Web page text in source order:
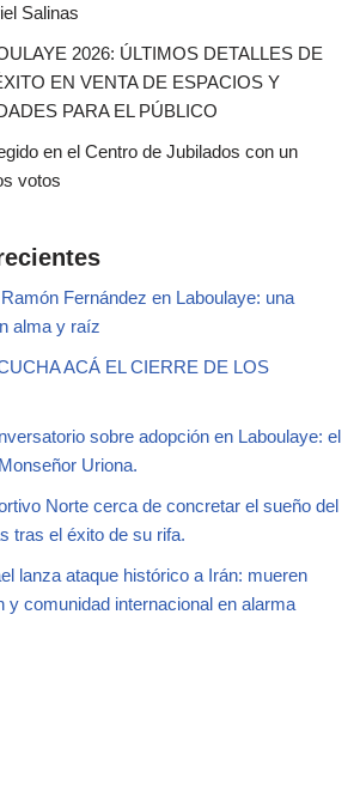
Salinas
2026: ÚLTIMOS DETALLES DE
EN VENTA DE ESPACIOS Y
PARA EL PÚBLICO
en el Centro de Jubilados con un
votos
Fernández en Laboulaye: una
alma y raíz
ACÁ EL CIERRE DE LOS
sobre adopción en Laboulaye: el
Uriona.
Norte cerca de concretar el sueño del
tras el éxito de su rifa.
lanza ataque histórico a Irán: mueren
y comunidad internacional en alarma